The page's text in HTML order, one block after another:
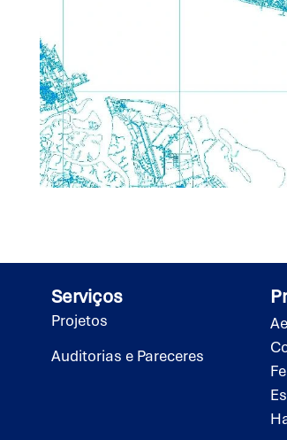
Serviços
Projetos
Auditorias e Pareceres